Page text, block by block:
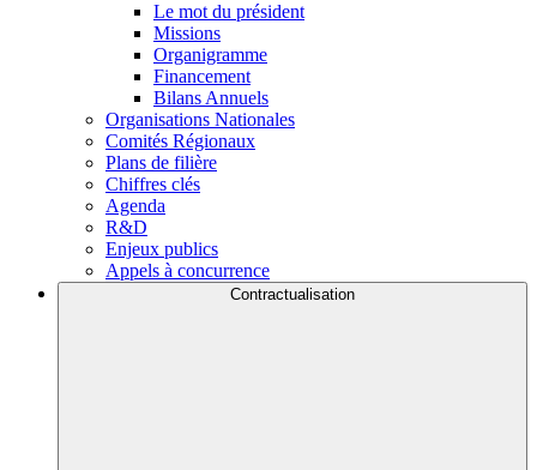
Le mot du président
Missions
Organigramme
Financement
Bilans Annuels
Organisations Nationales
Comités Régionaux
Plans de filière
Chiffres clés
Agenda
R&D
Enjeux publics
Appels à concurrence
Contractualisation